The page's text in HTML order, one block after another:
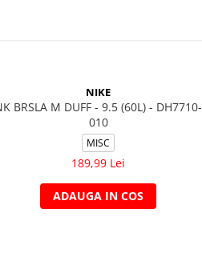
NIKE
BRSLA M DUFF - 9.5 (60L) - DH7710-
010
MISC
189,99 Lei
ADAUGA IN COS